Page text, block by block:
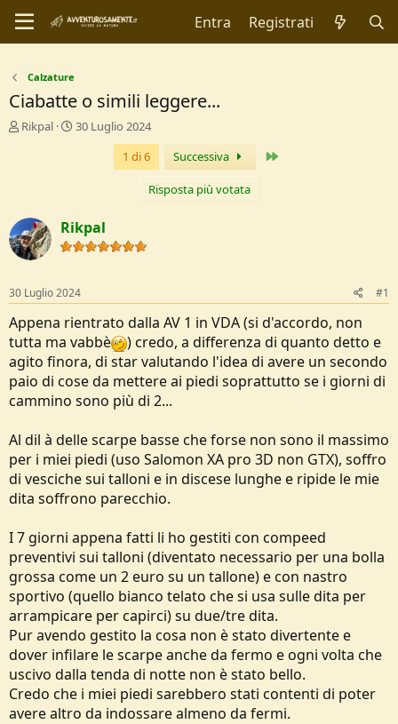
Entra Registrati
Calzature
Ciabatte o simili leggere...
C
r
e
D
s
c
u
s
s
i
o
n
Rikpal
D
I
n
i
o
30 Luglio 2024
1 di 6
Successiva
Risposta più votata
Rikpal
30 Luglio 2024 #1
Appena rientrato dalla AV 1 in VDA (si d'accordo, non
tutta ma vabbè
) credo, a differenza di quanto detto e
agito finora, di star valutando l'idea di avere un secondo
paio di cose da mettere ai piedi soprattutto se i giorni di
cammino sono più di 2...
Al dil à delle scarpe basse che forse non sono il massimo
per i miei piedi (uso Salomon XA pro 3D non GTX), soffro
di vesciche sui talloni e in discese lunghe e ripide le mie
dita soffrono parecchio.
I 7 giorni appena fatti li ho gestiti con compeed
preventivi sui talloni (diventato necessario per una bolla
grossa come un 2 euro su un tallone) e con nastro
sportivo (quello bianco telato che si usa sulle dita per
arrampicare per capirci) su due/tre dita.
Pur avendo gestito la cosa non è stato divertente e
dover infilare le scarpe anche da fermo e ogni volta che
uscivo dalla tenda di notte non è stato bello.
Credo che i miei piedi sarebbero stati contenti di poter
avere altro da indossare almeno da fermi.